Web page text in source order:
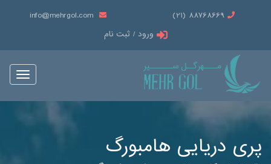
88768669 (21)
info@mehrgol.com
ورود / ثبت نام
Toggle
پری دریایی هامبورگ